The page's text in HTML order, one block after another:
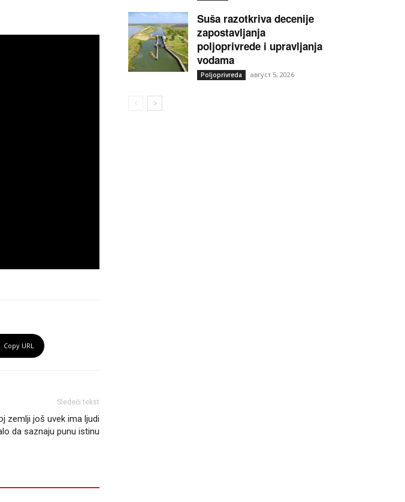
Copy URL
Sledeći tekst
zemlji još uvek ima ljudi
da saznaju punu istinu
Suša razotkriva decenije
zapostavljanja
poljoprivrede i upravljanja
vodama
Poljoprivreda август 5, 2026